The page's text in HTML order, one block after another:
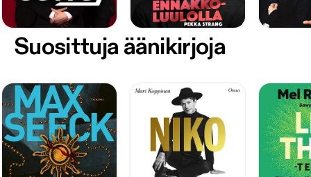
Suosittuja äänikirjoja